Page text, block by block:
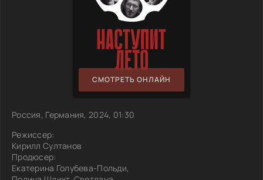
СМОТРЕТЬ ОНЛАЙН
Россия, Германия, 2024, 01:30
Режиссер:
Кирилл Султанов
Продюсер:
Екатерина Голубева-Польди,